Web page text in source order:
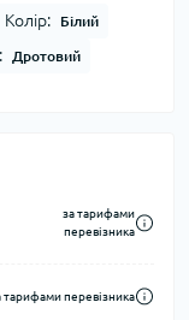
Колір: Білий
Дротовий
за тарифами
перевізника
тарифами перевізника